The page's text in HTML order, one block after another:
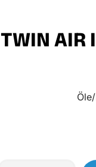
TWIN